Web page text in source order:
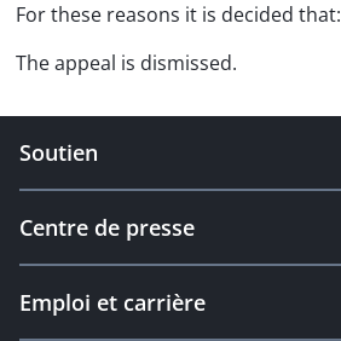
For these reasons it is decided that:
The appeal is dismissed.
Soutien
Centre de presse
Emploi et carrière